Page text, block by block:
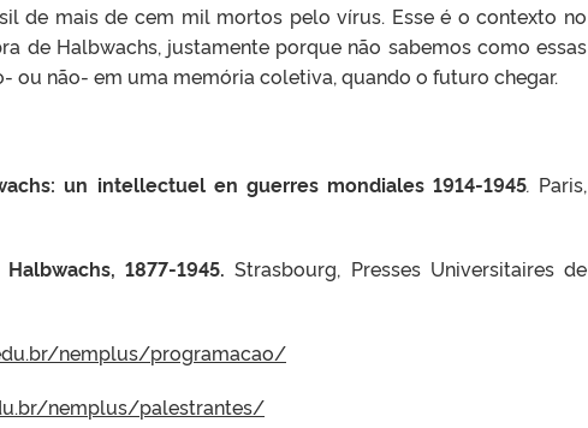
de mais de cem mil mortos pelo vírus. Esse é o contexto no
de Halbwachs, justamente porque não sabemos como essas
ou não- em uma memória coletiva, quando o futuro chegar.
un intellectuel en guerres mondiales 1914-1945. Paris,
1877-1945. Strasbourg, Presses Universitaires de
nemplus/programacao/
nemplus/palestrantes/